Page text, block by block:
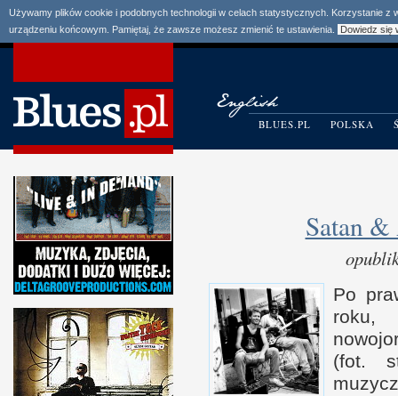
Używamy plików cookie i podobnych technologii w celach statystycznych. Korzystanie
urządzeniu końcowym. Pamiętaj, że zawsze możesz zmienić te ustawienia.
Dowiedz się
BLUES.PL POLSKA
Satan &
Po
(fot.